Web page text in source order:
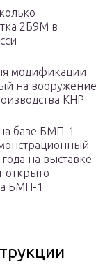
2Б9М в
модификации
на вооружение
КНР
базе БМП-1 —
на выставке
открыто
БМП-1